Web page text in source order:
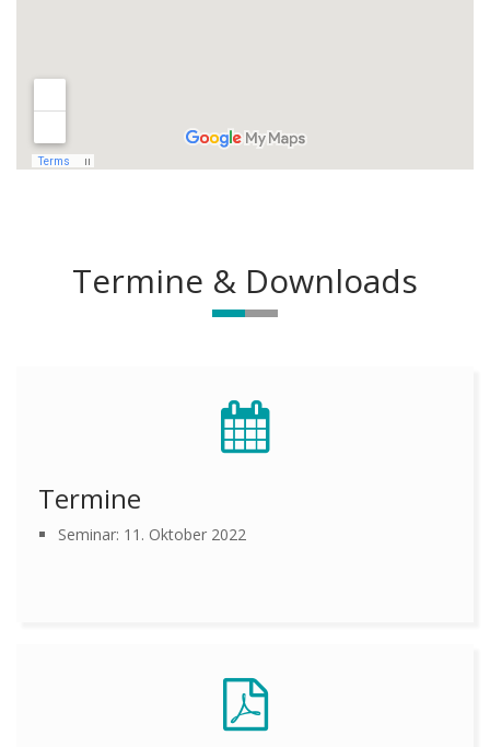
Termine & Downloads
Termine
Seminar: 11. Oktober 2022